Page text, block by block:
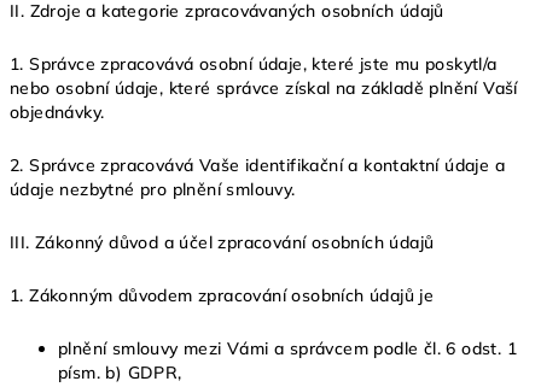
II. Zdroje a kategorie zpracovávaných osobních údajů
1. Správce zpracovává osobní údaje, které jste mu poskytl/a
nebo osobní údaje, které správce získal na základě plnění Vaší
objednávky.
2. Správce zpracovává Vaše identifikační a kontaktní údaje a
údaje nezbytné pro plnění smlouvy.
III. Zákonný důvod a účel zpracování osobních údajů
1. Zákonným důvodem zpracování osobních údajů je
plnění smlouvy mezi Vámi a správcem podle čl. 6 odst. 1
písm. b) GDPR,